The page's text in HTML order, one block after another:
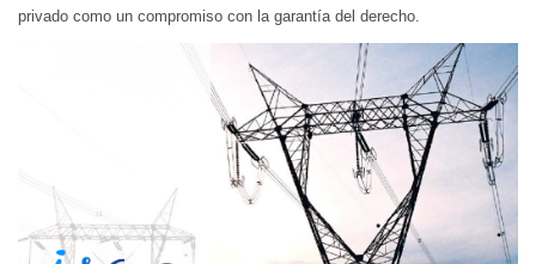
privado como un compromiso con la garantía del derecho.